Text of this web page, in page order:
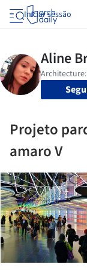
Iniciar sessão
Projeto
amaro V